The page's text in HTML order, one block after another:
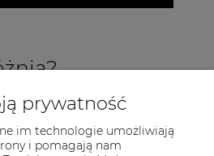
prywatność
im technologie umożliwiają
i pomagają nam